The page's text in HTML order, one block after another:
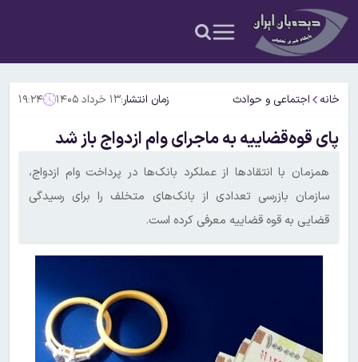
خانه اجتماعی و حوادث زمان انتشار:۱۳ خرداد ۱۴۰۵ ۱۹:۲۴
پای قوه‌قضاییه به ماجرای وام ازدواج باز شد
همزمان با انتقادها از عملکرد بانک‌ها در پرداخت وام ازدواج،
سازمان بازرسی تعدادی از بانک‌های متخلف را برای رسیدگی
قضایی به قوه قضاییه معرفی کرده است.